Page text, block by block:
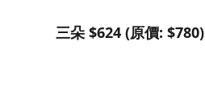
三朵 $624 (原價: $780)